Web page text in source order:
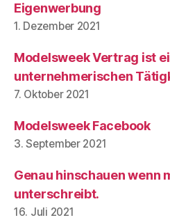
Eigenwerbung
1. Dezember 2021
Modelsweek Vertrag ist
unternehmerischen
7. Oktober 2021
Modelsweek Facebook
3. September 2021
Genau hinschauen wenn
unterschreibt.
16. Juli 2021